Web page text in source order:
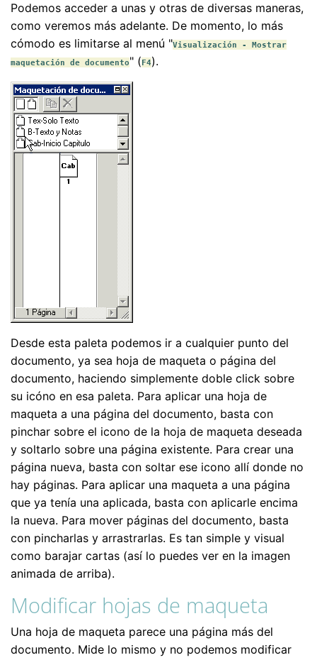
Podemos acceder a unas y otras de diversas maneras,
como veremos más adelante. De momento, lo más
cómodo es limitarse al menú "Visualización - Mostrar
maquetación de documento" (F4).
Desde esta paleta podemos ir a cualquier punto del
documento, ya sea hoja de maqueta o página del
documento, haciendo simplemente doble click sobre
su icóno en esa paleta. Para aplicar una hoja de
maqueta a una página del documento, basta con
pinchar sobre el icono de la hoja de maqueta deseada
y soltarlo sobre una página existente. Para crear una
página nueva, basta con soltar ese icono allí donde no
hay páginas. Para aplicar una maqueta a una página
que ya tenía una aplicada, basta con aplicarle encima
la nueva. Para mover páginas del documento, basta
con pincharlas y arrastrarlas. Es tan simple y visual
como barajar cartas (así lo puedes ver en la imagen
animada de arriba).
Modificar hojas de maqueta
Una hoja de maqueta parece una página más del
documento. Mide lo mismo y no podemos modificar